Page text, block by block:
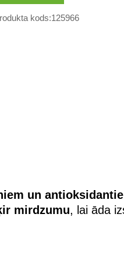
kods:125966
un
mirdzumu, lai āda